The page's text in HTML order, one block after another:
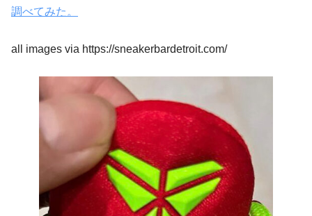
調べてみた。
all images via https://sneakerbardetroit.com/